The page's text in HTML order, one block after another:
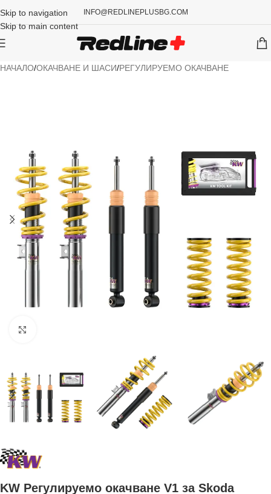
Skip to navigation
Skip to main content
INFO@REDLINEPLUSBG.COM
НАЧАЛО/ОКАЧВАНЕ И ШАСИ/РЕГУЛИРУЕМО ОКАЧВАНЕ
KW Регулируемо окачване V1 за Skoda